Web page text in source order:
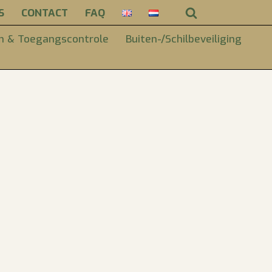
CONTACT
FAQ
& Toegangscontrole
Buiten-/Schilbeveiliging